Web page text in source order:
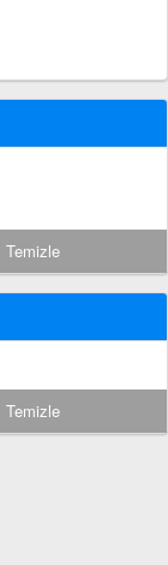
Temizle
Temizle